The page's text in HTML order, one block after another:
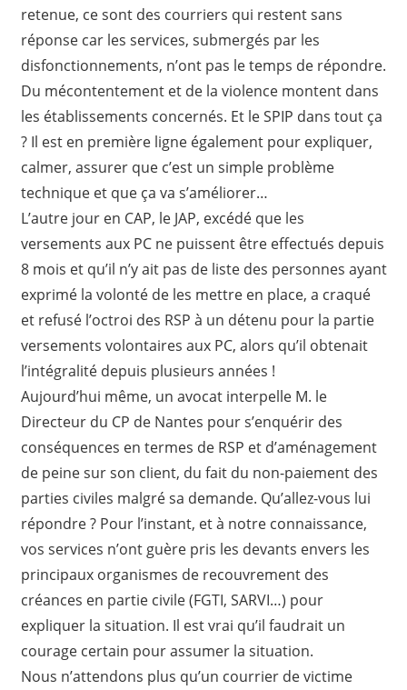
retenue, ce sont des courriers qui restent sans
réponse car les services, submergés par les
disfonctionnements, n’ont pas le temps de répondre.
Du mécontentement et de la violence montent dans
les établissements concernés. Et le SPIP dans tout ça
? Il est en première ligne également pour expliquer,
calmer, assurer que c’est un simple problème
technique et que ça va s’améliorer…
L’autre jour en CAP, le JAP, excédé que les
versements aux PC ne puissent être effectués depuis
8 mois et qu’il n’y ait pas de liste des personnes ayant
exprimé la volonté de les mettre en place, a craqué
et refusé l’octroi des RSP à un détenu pour la partie
versements volontaires aux PC, alors qu’il obtenait
l’intégralité depuis plusieurs années !
Aujourd’hui même, un avocat interpelle M. le
Directeur du CP de Nantes pour s’enquérir des
conséquences en termes de RSP et d’aménagement
de peine sur son client, du fait du non-paiement des
parties civiles malgré sa demande. Qu’allez-vous lui
répondre ? Pour l’instant, et à notre connaissance,
vos services n’ont guère pris les devants envers les
principaux organismes de recouvrement des
créances en partie civile (FGTI, SARVI…) pour
expliquer la situation. Il est vrai qu’il faudrait un
courage certain pour assumer la situation.
Nous n’attendons plus qu’un courrier de victime